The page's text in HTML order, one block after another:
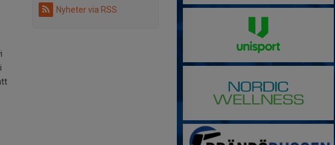
Nyheter via RSS